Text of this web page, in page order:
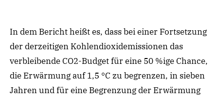
In dem Bericht heißt es, dass bei einer Fortsetzung
der derzeitigen Kohlendioxidemissionen das
verbleibende CO2-Budget für eine 50 %ige Chance,
die Erwärmung auf 1,5 °C zu begrenzen, in sieben
Jahren und für eine Begrenzung der Erwärmung